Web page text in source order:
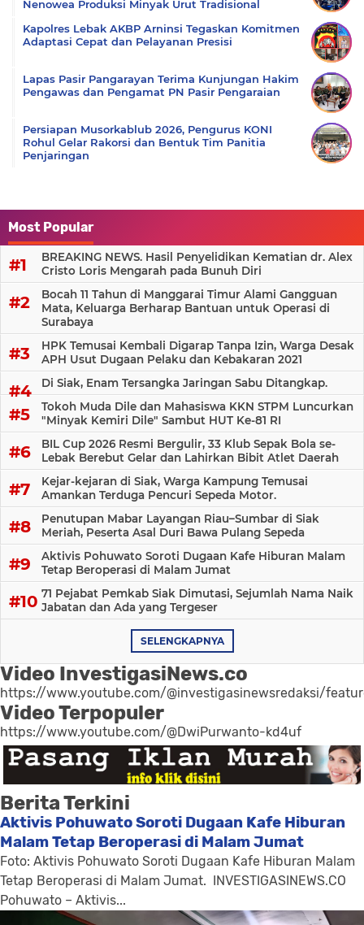
Nenowea Produksi Minyak Urut Tradisional
Kapolres Lebak AKBP Arninsi Tegaskan Komitmen
Adaptasi Cepat dan Pelayanan Presisi
Lapas Pasir Pangarayan Terima Kunjungan Hakim
Pengawas dan Pengamat PN Pasir Pengaraian
Persiapan Musorkablub 2026, Pengurus KONI
Rohul Gelar Rakorsi dan Bentuk Tim Panitia
Penjaringan
Most Popular
BREAKING NEWS. Hasil Penyelidikan Kematian dr. Alex
Cristo Loris Mengarah pada Bunuh Diri
Bocah 11 Tahun di Manggarai Timur Alami Gangguan
Mata, Keluarga Berharap Bantuan untuk Operasi di
Surabaya
HPK Temusai Kembali Digarap Tanpa Izin, Warga Desak
APH Usut Dugaan Pelaku dan Kebakaran 2021
Di Siak, Enam Tersangka Jaringan Sabu Ditangkap.
Tokoh Muda Dile dan Mahasiswa KKN STPM Luncurkan
"Minyak Kemiri Dile" Sambut HUT Ke-81 RI
BIL Cup 2026 Resmi Bergulir, 33 Klub Sepak Bola se-
Lebak Berebut Gelar dan Lahirkan Bibit Atlet Daerah
Kejar-kejaran di Siak, Warga Kampung Temusai
Amankan Terduga Pencuri Sepeda Motor.
Penutupan Mabar Layangan Riau–Sumbar di Siak
Meriah, Peserta Asal Duri Bawa Pulang Sepeda
Aktivis Pohuwato Soroti Dugaan Kafe Hiburan Malam
Tetap Beroperasi di Malam Jumat
71 Pejabat Pemkab Siak Dimutasi, Sejumlah Nama Naik
Jabatan dan Ada yang Tergeser
SELENGKAPNYA
Video InvestigasiNews.co
https://www.youtube.com/@investigasinewsredaksi/
Video Terpopuler
https://www.youtube.com/@DwiPurwanto-kd4uf
Berita Terkini
Aktivis Pohuwato Soroti Dugaan Kafe Hiburan
Malam Tetap Beroperasi di Malam Jumat
Foto: Aktivis Pohuwato Soroti Dugaan Kafe Hiburan Malam
Tetap Beroperasi di Malam Jumat. INVESTIGASINEWS.CO
Pohuwato – Aktivis...